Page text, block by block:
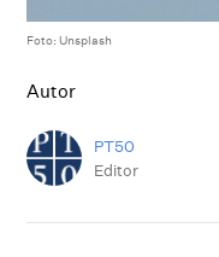
Foto: Unsplash
Autor
PT50
Editor